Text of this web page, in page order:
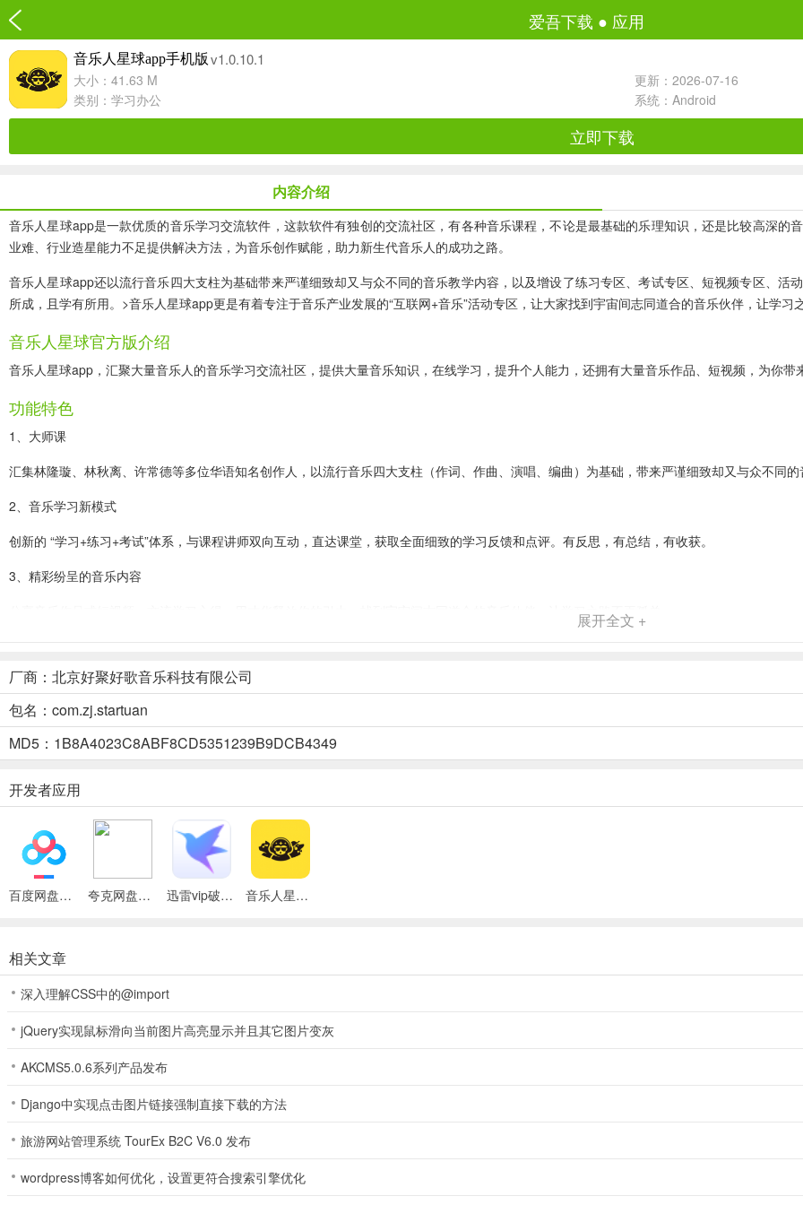
爱吾下载 ● 应用
音乐人星球app手机版 v1.0.10.1
大小：41.63 M
更新：2026-07-16
类别： 学习办公 系统：Android
立即下载
内容介绍
音乐人星球app是一款优质的音乐学习交流软件，这款软件有独创的交流社区，有各种音乐课程，不论是最基础的乐理知识，还是比较高深
业难、行业造星能力不足提供解决方法，为音乐创作赋能，助力新生代音乐人的成功之路。
音乐人星球app还以流行音乐四大支柱为基础带来严谨细致却又与众不同的音乐教学内容，以及增设了练习专区、考试专区、短视频专区、活
所成，且学有所用。>音乐人星球app更是有着专注于音乐产业发展的“互联网+音乐”活动专区，让大家找到宇宙间志同道合的音乐伙伴，让学习
音乐人星球官方版介绍
音乐人星球app，汇聚大量音乐人的音乐学习交流社区，提供大量音乐知识，在线学习，提升个人能力，还拥有大量音乐作品、短视频，为你带
功能特色
1、大师课
汇集林隆璇、林秋离、许常德等多位华语知名创作人，以流行音乐四大支柱（作词、作曲、演唱、编曲）为基础，带来严谨细致却又与众不同
2、音乐学习新模式
创新的 “学习+练习+考试”体系，与课程讲师双向互动，直达课堂，获取全面细致的学习反馈和点评。有反思，有总结，有收获。
3、精彩纷呈的音乐内容
分享音乐作品或短视频，交流学习心得，用才华释放你的引力，找到宇宙间志同道合的音乐伙伴，让学习之路不再孤单。
为热爱音乐的你量身打造，专注于音乐产业发展的“互联网+音乐”活动专区，更准确，更靠谱，当然，也更懂你。
音乐人星球app怎么成为星球签约音乐人
1、学习「 星球大师课」让每个小白都能写出自己的歌。
2、完成每节课的课后练习，坚持做到这一点，你就会发现自己在不知不觉中已经成为了“创作人。
展开全文 +
厂商：北京好聚好歌音乐科技有限公司
包名：com.zj.startuan
MD5：1B8A4023C8ABF8CD5351239B9DCB4349
开发者应用
百度网盘绿色免安装Pc电脑版 夸克网盘官方正式版 迅雷vip破解版永久会员2024版 音乐人星球安卓版
相关文章
深入理解CSS中的@import
jQuery实现鼠标滑向当前图片高亮显示并且其它图片变灰
AKCMS5.0.6系列产品发布
Django中实现点击图片链接强制直接下载的方法
旅游网站管理系统 TourEx B2C V6.0 发布
wordpress博客如何优化，设置更符合搜索引擎优化